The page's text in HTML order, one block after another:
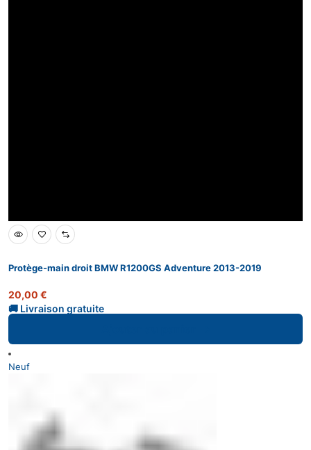
Protège-main droit BMW R1200GS Adventure 2013-2019
20,00 €
Neuf